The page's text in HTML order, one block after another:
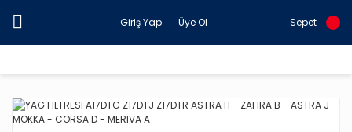
Giriş Yap Üye Ol Sepet